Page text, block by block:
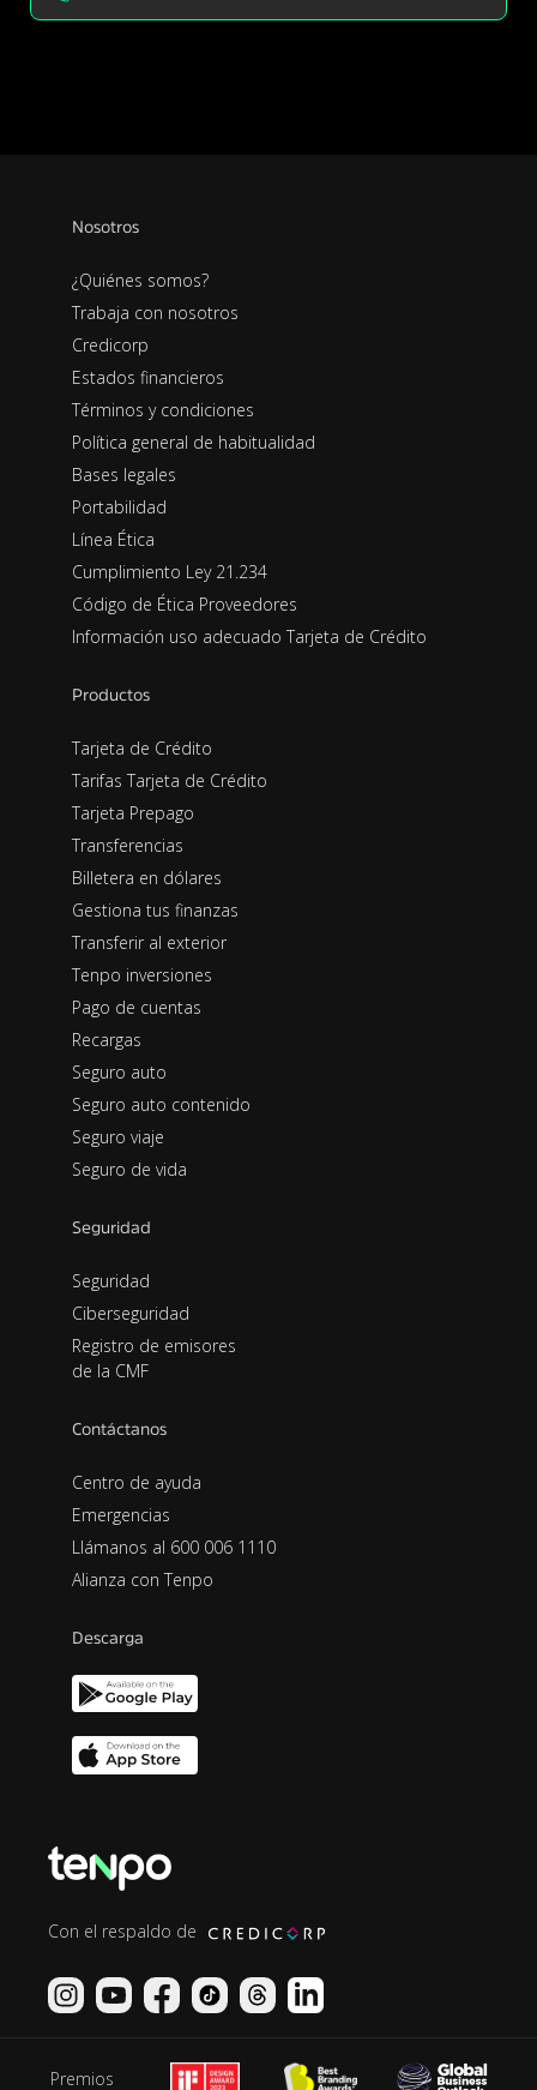
Nosotros
¿Quiénes somos?
Trabaja con nosotros
Credicorp
Estados financieros
Términos y condiciones
Política general de habitualidad
Bases legales
Portabilidad
Línea Ética
Cumplimiento Ley 21.234
Código de Ética Proveedores
Información uso adecuado Tarjeta de Crédito
Productos
Tarjeta de Crédito
Tarifas Tarjeta de Crédito
Tarjeta Prepago
Transferencias
Billetera en dólares
Gestiona tus finanzas
Transferir al exterior
Tenpo inversiones
Pago de cuentas
Recargas
Seguro auto
Seguro auto contenido
Seguro viaje
Seguro de vida
Seguridad
Seguridad
Ciberseguridad
Registro de emisores
de la CMF
Contáctanos
Centro de ayuda
Emergencias
Llámanos al 600 006 1110
Alianza con Tenpo
Descarga
Con el respaldo de
Premios